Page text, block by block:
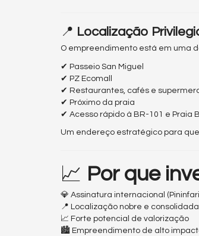
📍 Localização
O empreendimento está em uma
✔ Passeio San Miguel
✔ PZ Ecomall
✔ Restaurantes, cafés e
✔ Próximo da praia
✔ Acesso rápido à BR-101 e Praia
Um endereço estratégico para
📈 Por que
💎 Assinatura internacional
📍 Localização nobre e consolidada
📈 Forte potencial de valorização
🏙 Empreendimento de alto